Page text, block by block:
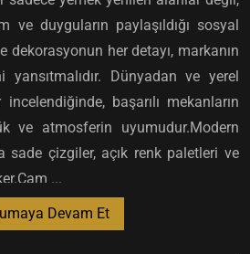
ve duyguların paylaşıldığı sosyal
dekorasyonun her detayı, markanın
Dünyadan ve yerel
başarılı mekanların
ve atmosferin uyumudur.Modern
sade çizgiler, açık renk paletleri ve
...
Devam Et